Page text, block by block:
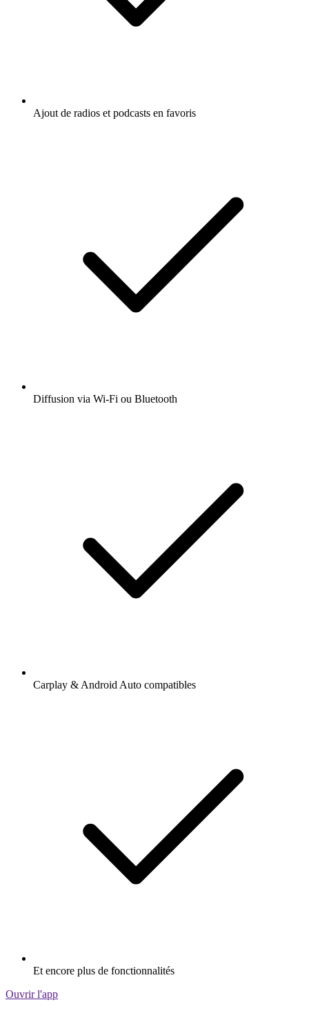
Ajout de radios et podcasts en favoris
Diffusion via Wi-Fi ou Bluetooth
Carplay & Android Auto compatibles
Et encore plus de fonctionnalités
Ouvrir l'app